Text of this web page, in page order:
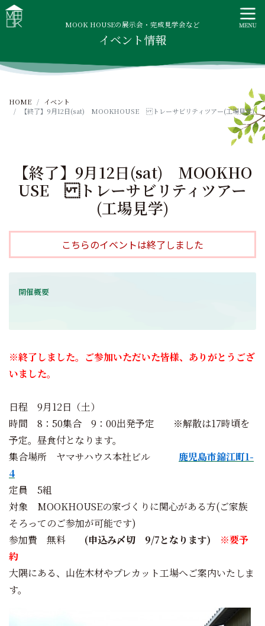
t
MOOK HOUSE ムックハウス
MOOK HOUSEはかごしま素材で建てる木の住まい。自然を
感じる四季に合わせた暮らし、家族がずっと住み継げる暮ら
MOOK HOUSEの展示会・完成見学会など
イベント情報
HOME
イベント
【終了】9月12日(sat) MOOKHOUSE トレーサビリティツアー(工場見学)
【終了】9月12日(sat) MOOKHO
USE トレーサビリティツアー
(工場見学)
こちらのイベントは終了しました
開催概要
※終了しました。ご参加いただいた皆様、ありがとうござ
いました。
日程 9月12日（土）
時間 8：50集合 9：00出発予定 ※解散は17時頃を
予定。昼食付となります。
集合場所 ヤマサハウス本社ビル
鹿児島市錦江町1-
4
定員 5組
対象 MOOKHOUSEの家づくりに関心がある方(ご家族
そろってのご参加が可能です)
参加費 無料
(申込み〆切 9/7となります) ※要予
約
大隅にある、山佐木材やプレカット工場へご案内いたしま
す。